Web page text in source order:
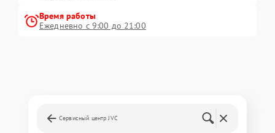
Время работы
Ежедневно с 9:00 до 21:00
Сервисный центр JVC